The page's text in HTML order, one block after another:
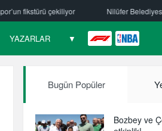
Nilüfer Belediyespor hentbolde ayrılık
YAZARLAR ▼ F1 NBA
Bugün Popüler
Bozbey ve